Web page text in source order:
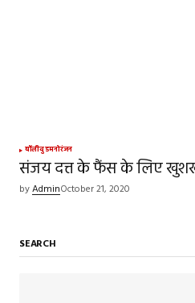
बॉलीवुडमनोरंजन
संजय दत्त के फैंस के लिए
byAdminOctober 21, 2020
SEARCH